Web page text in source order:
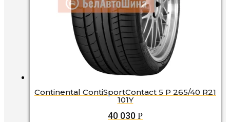
Continental ContiSportContact 5 P 265/40 R21
101Y
40 030 Р